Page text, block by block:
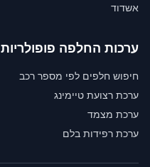
אשדוד
ערכות החלפה פופולריות
חיפוש חלפים לפי מספר רכב
ערכת רצועת טיימינג
ערכת מצמד
ערכת רפידות בלם